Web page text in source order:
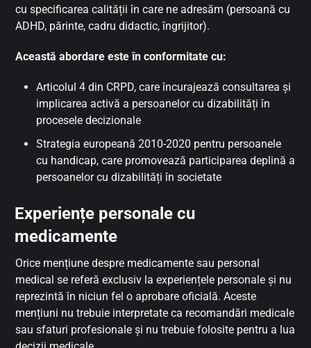
cu specificarea calității în care ne adresăm (persoană cu
ADHD, părinte, cadru didactic, îngrijitor).
Această abordare este în conformitate cu:
Articolul 4 din CRPD, care încurajează consultarea și
implicarea activă a persoanelor cu dizabilități în
procesele decizionale
Strategia europeană 2010-2020 pentru persoanele
cu handicap, care promovează participarea deplină a
persoanelor cu dizabilități în societate
Experiențe personale cu
medicamente
Orice mențiune despre medicamente sau personal
medical se referă exclusiv la experiențele personale și nu
reprezintă în niciun fel o aprobare oficială. Aceste
mențiuni nu trebuie interpretate ca recomandări medicale
sau sfaturi profesionale și nu trebuie folosite pentru a lua